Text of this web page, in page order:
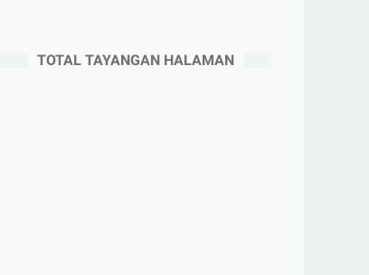
TOTAL TAYANGAN HALAMAN